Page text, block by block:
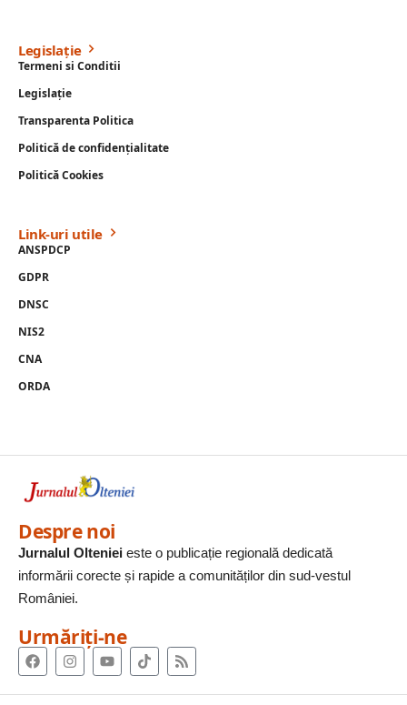
Legislație
Termeni si Conditii
Legislație
Transparenta Politica
Politică de confidențialitate
Politică Cookies
Link-uri utile
ANSPDCP
GDPR
DNSC
NIS2
CNA
ORDA
Despre noi
Jurnalul Olteniei este o publicație regională dedicată
informării corecte și rapide a comunităților din sud-vestul
României.
Urmăriți-ne